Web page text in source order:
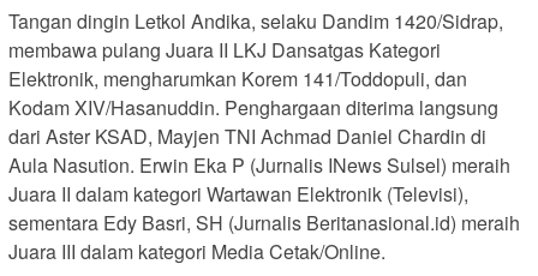
Tangan dingin Letkol Andika, selaku Dandim 1420/Sidrap,
membawa pulang Juara II LKJ Dansatgas Kategori
Elektronik, mengharumkan Korem 141/Toddopuli, dan
Kodam XIV/Hasanuddin. Penghargaan diterima langsung
dari Aster KSAD, Mayjen TNI Achmad Daniel Chardin di
Aula Nasution. Erwin Eka P (Jurnalis INews Sulsel) meraih
Juara II dalam kategori Wartawan Elektronik (Televisi),
sementara Edy Basri, SH (Jurnalis Beritanasional.id) meraih
Juara III dalam kategori Media Cetak/Online.